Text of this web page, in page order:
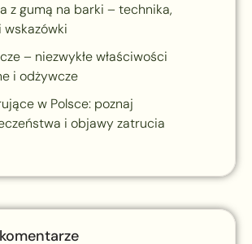
z gumą na barki – technika,
wskazówki
– niezwykłe właściwości
i odżywcze
w Polsce: poznaj
i objawy zatrucia